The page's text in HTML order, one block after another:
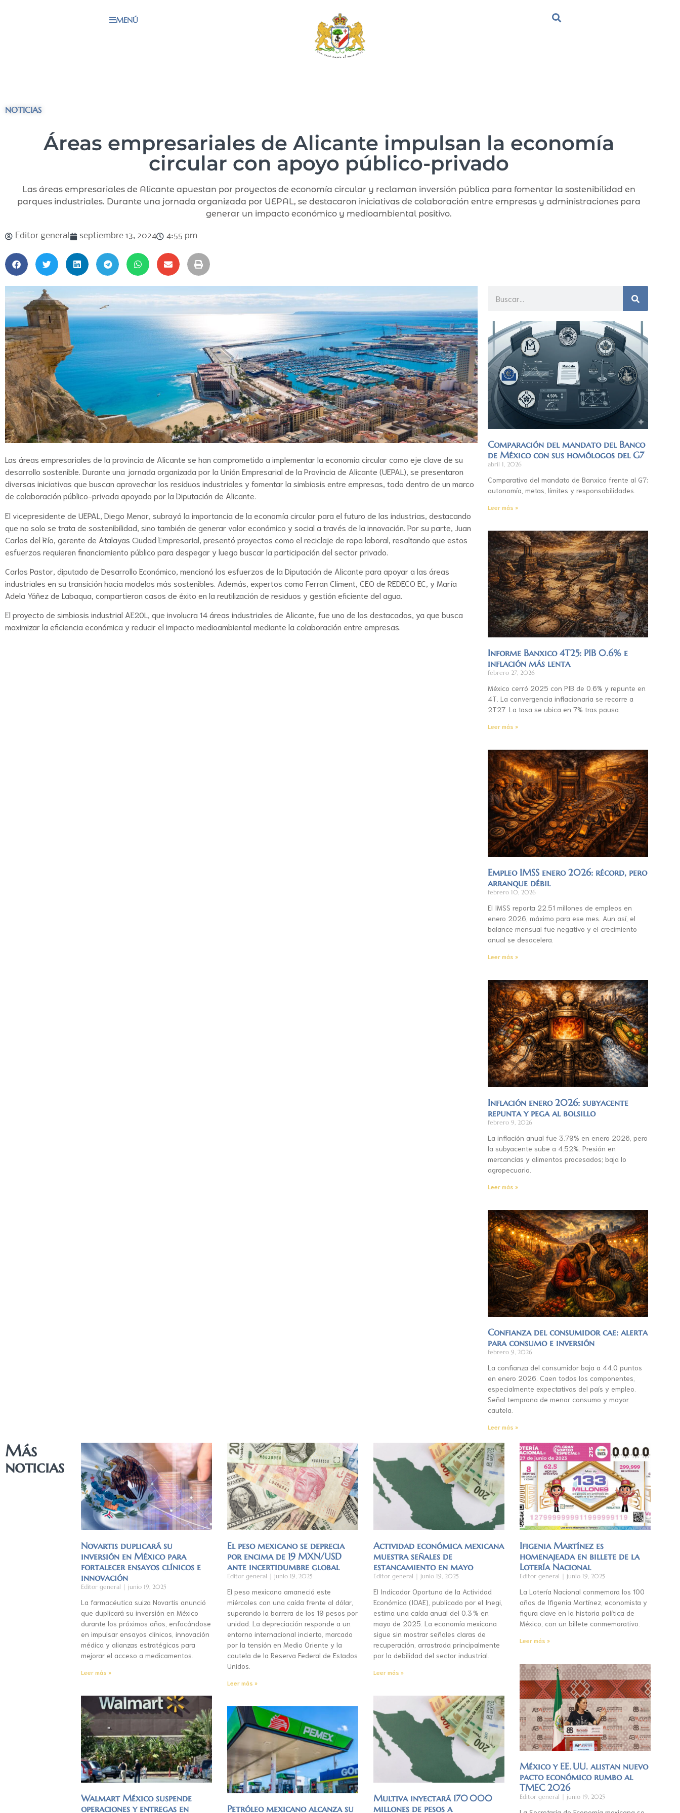
MENÚ
NOTICIAS
Áreas empresariales de Alicante impulsan la economía
circular con apoyo público-privado
Las áreas empresariales de Alicante apuestan por proyectos de economía circular y reclaman inversión pública para fomentar la sostenibilidad en
parques industriales. Durante una jornada organizada por UEPAL, se destacaron iniciativas de colaboración entre empresas y administraciones para
generar un impacto económico y medioambiental positivo.
Editor general septiembre 13, 2024 4:55 pm
Las áreas empresariales de la provincia de Alicante se han comprometido a implementar la economía circular como eje clave de su
desarrollo sostenible. Durante una jornada organizada por la Unión Empresarial de la Provincia de Alicante (UEPAL), se presentaron
diversas iniciativas que buscan aprovechar los residuos industriales y fomentar la simbiosis entre empresas, todo dentro de un marco
de colaboración público-privada apoyado por la Diputación de Alicante.
El vicepresidente de UEPAL, Diego Menor, subrayó la importancia de la economía circular para el futuro de las industrias, destacando
que no solo se trata de sostenibilidad, sino también de generar valor económico y social a través de la innovación. Por su parte, Juan
Carlos del Río, gerente de Atalayas Ciudad Empresarial, presentó proyectos como el reciclaje de ropa laboral, resaltando que estos
esfuerzos requieren financiamiento público para despegar y luego buscar la participación del sector privado.
Carlos Pastor, diputado de Desarrollo Económico, mencionó los esfuerzos de la Diputación de Alicante para apoyar a las áreas
industriales en su transición hacia modelos más sostenibles. Además, expertos como Ferran Climent, CEO de REDECO EC, y María
Adela Yáñez de Labaqua, compartieron casos de éxito en la reutilización de residuos y gestión eficiente del agua.
El proyecto de simbiosis industrial AE20L, que involucra 14 áreas industriales de Alicante, fue uno de los destacados, ya que busca
maximizar la eficiencia económica y reducir el impacto medioambiental mediante la colaboración entre empresas.
Comparación del mandato del Banco
de México con sus homólogos del G7
abril 1, 2026
Comparativo del mandato de Banxico frente al G7:
autonomía, metas, límites y responsabilidades.
Leer más »
Informe Banxico 4T25: PIB 0.6% e
inflación más lenta
febrero 27, 2026
México cerró 2025 con PIB de 0.6% y repunte en
4T. La convergencia inflacionaria se recorre a
2T27. La tasa se ubica en 7% tras pausa.
Leer más »
Empleo IMSS enero 2026: récord, pero
arranque débil
febrero 10, 2026
El IMSS reporta 22.51 millones de empleos en
enero 2026, máximo para ese mes. Aun así, el
balance mensual fue negativo y el crecimiento
anual se desacelera.
Leer más »
Inflación enero 2026: subyacente
repunta y pega al bolsillo
febrero 9, 2026
La inflación anual fue 3.79% en enero 2026, pero
la subyacente sube a 4.52%. Presión en
mercancías y alimentos procesados; baja lo
agropecuario.
Leer más »
Confianza del consumidor cae: alerta
para consumo e inversión
febrero 9, 2026
La confianza del consumidor baja a 44.0 puntos
en enero 2026. Caen todos los componentes,
especialmente expectativas del país y empleo.
Señal temprana de menor consumo y mayor
cautela.
Leer más »
Más
noticias
Novartis duplicará su
inversión en México para
fortalecer ensayos clínicos e
innovación
Editor general junio 19, 2025
La farmacéutica suiza Novartis anunció
que duplicará su inversión en México
durante los próximos años, enfocándose
en impulsar ensayos clínicos, innovación
médica y alianzas estratégicas para
mejorar el acceso a medicamentos.
Leer más »
El peso mexicano se deprecia
por encima de 19 MXN/USD
ante incertidumbre global
Editor general junio 19, 2025
El peso mexicano amaneció este
miércoles con una caída frente al dólar,
superando la barrera de los 19 pesos por
unidad. La depreciación responde a un
entorno internacional incierto, marcado
por la tensión en Medio Oriente y la
cautela de la Reserva Federal de Estados
Unidos.
Leer más »
Actividad económica mexicana
muestra señales de
estancamiento en mayo
Editor general junio 19, 2025
El Indicador Oportuno de la Actividad
Económica (IOAE), publicado por el Inegi,
estima una caída anual del 0.3 % en
mayo de 2025. La economía mexicana
sigue sin mostrar señales claras de
recuperación, arrastrada principalmente
por la debilidad del sector industrial.
Leer más »
Ifigenia Martínez es
homenajeada en billete de la
Lotería Nacional
Editor general junio 19, 2025
La Lotería Nacional conmemora los 100
años de Ifigenia Martínez, economista y
figura clave en la historia política de
México, con un billete conmemorativo.
Leer más »
Walmart México suspende
operaciones y entregas en
Petróleo mexicano alcanza su
Multiva inyectará 170 000
millones de pesos a
México y EE. UU. alistan nuevo
pacto económico rumbo al
TMEC 2026
Editor general junio 19, 2025